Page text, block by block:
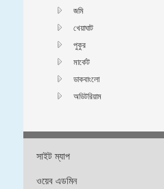
জমি
খেয়াঘাট
পুকুর
মার্কেট
ডাকবাংলো
অডিটরিয়াম
সাইট ম্যাপ
ওয়েব এডমিন